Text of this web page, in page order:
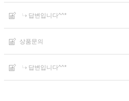
답변입니다^^*
상품문의
답변입니다^^*